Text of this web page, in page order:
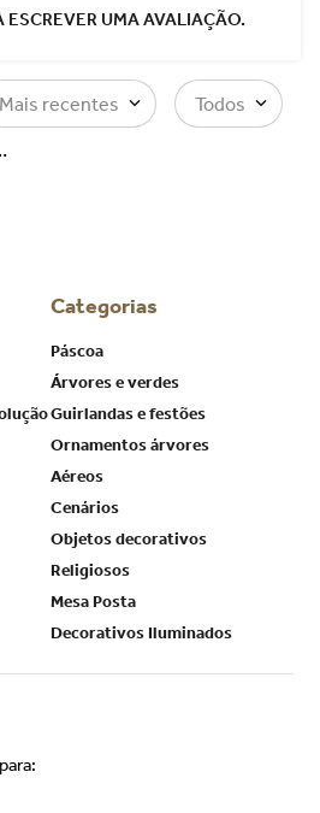
ESCREVER UMA AVALIAÇÃO.
Mais recentes Todos
Categorias
Páscoa
Árvores e verdes
Guirlandas e festões
Ornamentos árvores
Aéreos
Cenários
Objetos decorativos
Religiosos
Mesa Posta
Decorativos Iluminados